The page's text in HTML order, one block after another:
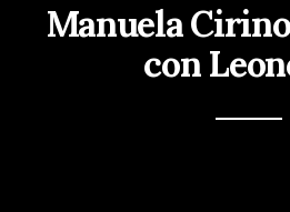
Manuela
con